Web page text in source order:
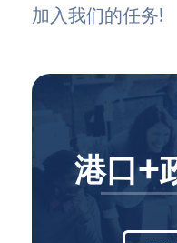
加入我们的任务!
港口+